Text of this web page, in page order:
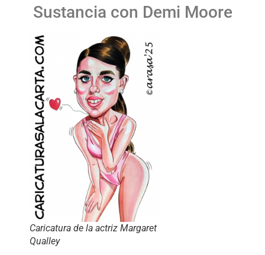
Sustancia con Demi Moore
Caricatura de la actriz Margaret
Qualley